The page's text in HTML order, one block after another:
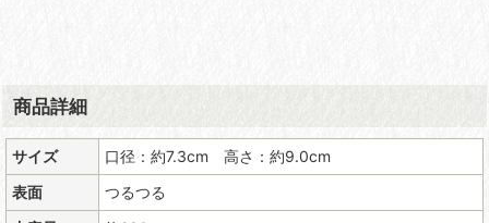
商品詳細
サイズ
口径：約7.3cm 高さ：約9.0cm
表面
つるつる